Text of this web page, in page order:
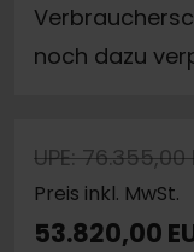
noch dazu
UPE: 76.355,00
Preis inkl. MwSt.
53.820,00